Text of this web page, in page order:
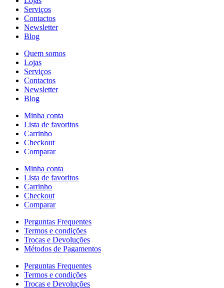
Serviços
Contactos
Newsletter
Blog
Quem somos
Lojas
Serviços
Contactos
Newsletter
Blog
Minha conta
Lista de favoritos
Carrinho
Checkout
Comparar
Minha conta
Lista de favoritos
Carrinho
Checkout
Comparar
Perguntas Frequentes
Termos e condições
Trocas e Devoluções
Métodos de Pagamentos
Perguntas Frequentes
Termos e condições
Trocas e Devoluções